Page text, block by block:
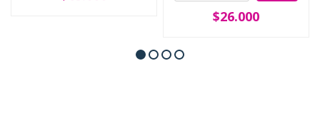
$26.000